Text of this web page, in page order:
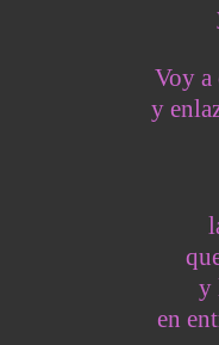
Voy a
y
y
en